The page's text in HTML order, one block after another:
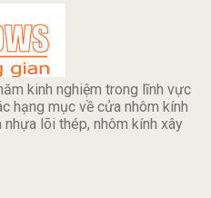
kinh nghiệm trong lĩnh vực
hạng mục về cửa nhôm kính
lõi thép, nhôm kính xây